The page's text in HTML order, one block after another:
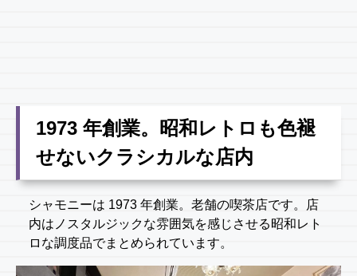
1973 年創業。昭和レトロも色褪
せないクラシカルな店内
シャモニーは 1973 年創業。老舗の喫茶店です。店
内はノスタルジックな雰囲気を感じさせる昭和レト
ロな調度品でまとめられています。